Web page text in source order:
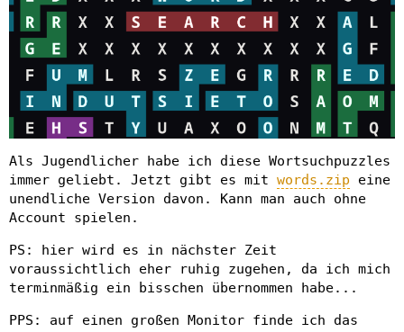
Als Jugendlicher habe ich diese Wortsuchpuzzles
immer geliebt. Jetzt gibt es mit words.zip eine
unendliche Version davon. Kann man auch ohne
Account spielen.
PS: hier wird es in nächster Zeit
voraussichtlich eher ruhig zugehen, da ich mich
terminmäßig ein bisschen übernommen habe...
PPS: auf einen großen Monitor finde ich das